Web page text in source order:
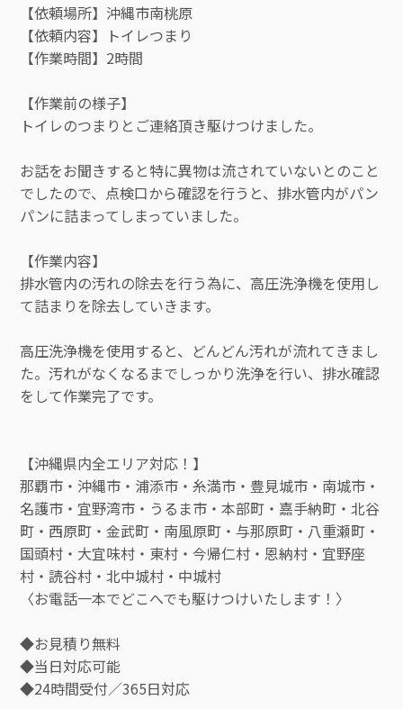
【依頼場所】沖縄市南桃原
【依頼内容】トイレつまり
【作業時間】2時間
【作業前の様子】
トイレのつまりとご連絡頂き駆けつけました。
お話をお聞きすると特に異物は流されていないとのこと
でしたので、点検口から確認を行うと、排水管内がパン
パンに詰まってしまっていました。
【作業内容】
排水管内の汚れの除去を行う為に、高圧洗浄機を使用し
て詰まりを除去していきます。
高圧洗浄機を使用すると、どんどん汚れが流れてきまし
た。汚れがなくなるまでしっかり洗浄を行い、排水確認
をして作業完了です。
【沖縄県内全エリア対応！】
那覇市・沖縄市・浦添市・糸満市・豊見城市・南城市・
名護市・宜野湾市・うるま市・本部町・嘉手納町・北谷
町・西原町・金武町・南風原町・与那原町・八重瀬町・
国頭村・大宜味村・東村・今帰仁村・恩納村・宜野座
村・読谷村・北中城村・中城村
〈お電話一本でどこへでも駆けつけいたします！〉
◆お見積り無料
◆当日対応可能
◆24時間受付／365日対応